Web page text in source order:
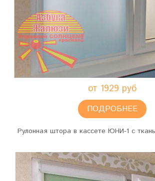
от 1929 руб
ПОДРОБНЕЕ
Рулонная штора в кассете ЮНИ-1 с